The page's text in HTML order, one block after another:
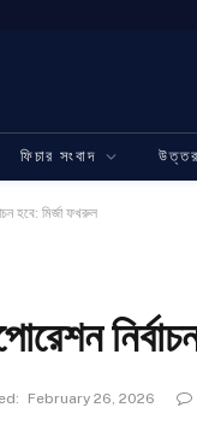
ফিচার সংবাদ উত্তর
হবে: মির্জা ফখরুল
February 26, 2026